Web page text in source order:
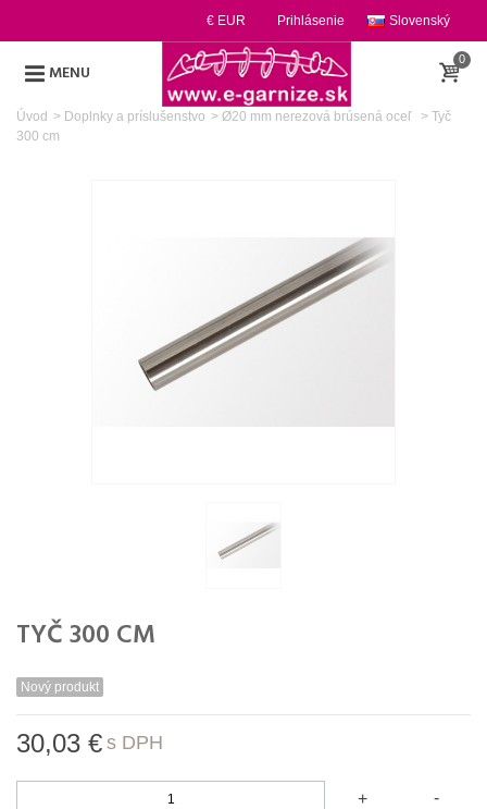
Slovenský
Prihlásenie
€ EUR
MENU
0
Úvod > Doplnky a príslušenstvo > Ø20 mm nerezová brúsená oceľ > Tyč
300 cm
TYČ 300 CM
Nový produkt
30,03 € s DPH
-
+